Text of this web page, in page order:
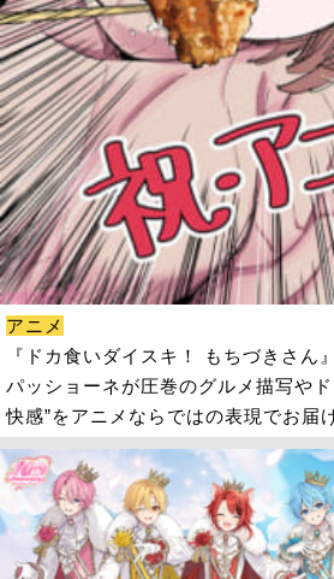
アニメ
『ドカ食いダイスキ！ もちづきさん
パッショーネが圧巻のグルメ描写やド
快感”をアニメならではの表現でお届